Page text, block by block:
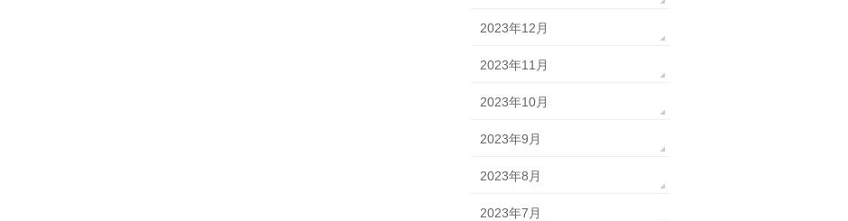
2023年12月
2023年11月
2023年10月
2023年9月
2023年8月
2023年7月